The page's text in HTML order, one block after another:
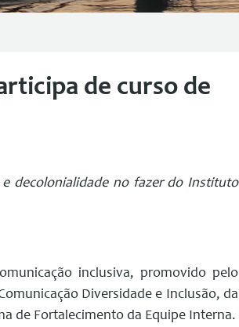
de curso de
decolonialidade no fazer do Instituto
inclusiva, promovido pelo
Diversidade e Inclusão, da
de Fortalecimento da Equipe Interna.